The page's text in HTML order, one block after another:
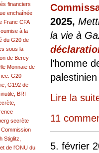
2025,
la vie à
l’homme
Lire la
11
5. février
financiers
enchaînée
Franc CFA
à la
du G20 de
sous la
de Bercy
Monnaie de
G20
G192 de
BRI
secrète
Stiglitz,
de l'ONU du